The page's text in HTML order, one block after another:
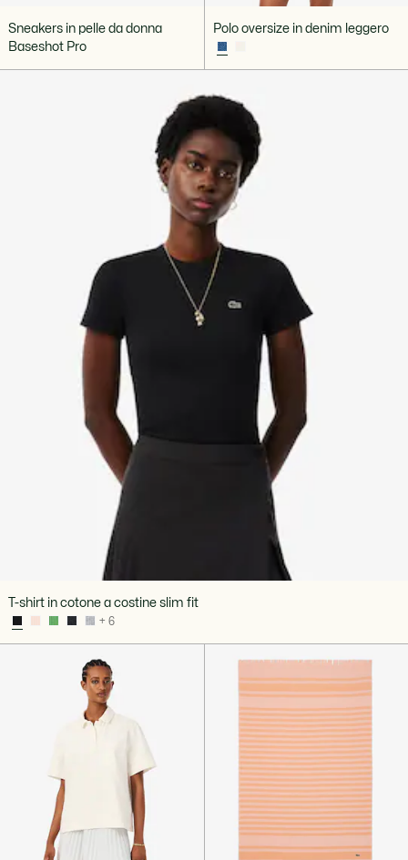
Sneakers in pelle da donna
Baseshot Pro
Polo oversize in denim leggero
T-shirt in cotone a costine slim fit
+ 6